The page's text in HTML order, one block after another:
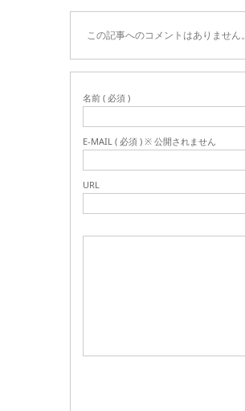
この記事へのコメントはありません。
名前 ( 必須 )
E-MAIL ( 必須 ) ※ 公開されません
URL